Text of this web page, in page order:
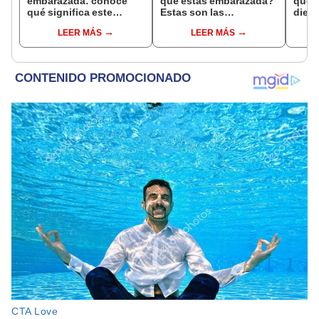
qué significa este
LEER MÁS
Estas son las
comunesLEER MÁS